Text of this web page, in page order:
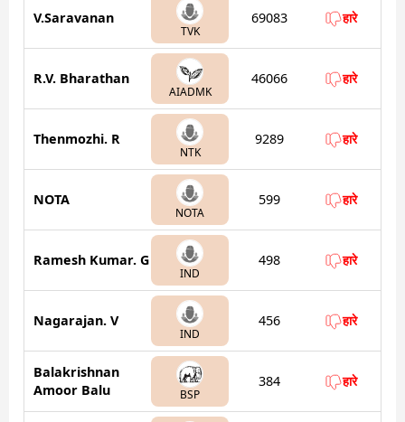
V.Saravanan
TVK
69083 हारे
R.V. Bharathan
AIADMK
46066 हारे
Thenmozhi. R
NTK
9289 हारे
NOTA
NOTA
599 हारे
Ramesh Kumar. G
IND
498 हारे
Nagarajan. V
IND
456 हारे
Balakrishnan
Amoor Balu
BSP
384 हारे